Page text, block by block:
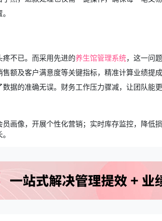
不已。而采用先进的养生馆管理系统，这一问
额及客户满意度等关键指标，精准计算业绩提
据的准确无误。财务工作压力骤减，让团队能
画像，开展个性化营销；实时库存监控，降低